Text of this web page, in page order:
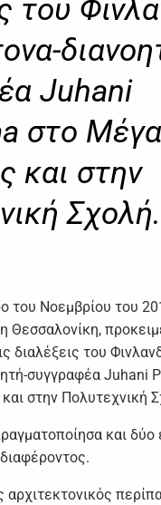
του
Juhani
στο
και στην
του Νοεμβρίου του
Θεσσαλονίκη,
διαλέξεις του
συγγραφέα Juhani
στην Πολυτεχνική
και δύο